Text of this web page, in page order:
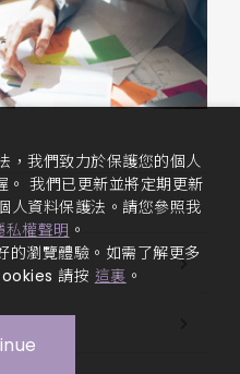
，我們致力於保護您的個人
。 我們已更新並將定期更新
人資料保護法。請您參照我
私權聲明 。
瀏覽體驗。如需了解更多
請按 這裏 。